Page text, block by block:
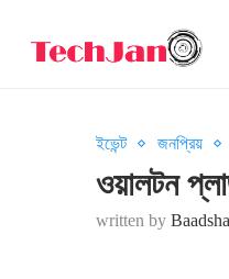
ইভেন্ট জনপ্রিয়
ওয়ালটন
written by